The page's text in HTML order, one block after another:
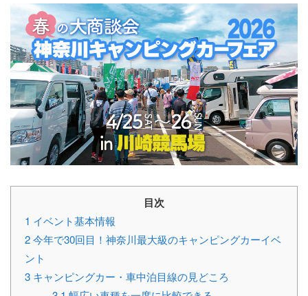
目次
1 イベント基本情報
2今年で30回目！神奈川最大級のキャンピングカーイベ
ント
3 キャンピングカー・車中泊目線の見どころ